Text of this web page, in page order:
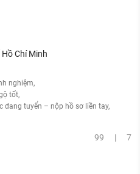
Chí Minh
nghiệm
tốt
đang tuyển – nộp hồ sơ liền tay
99 | 7